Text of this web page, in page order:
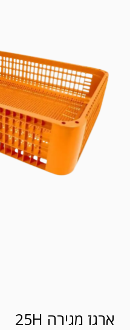
ארגז מגירה 25H